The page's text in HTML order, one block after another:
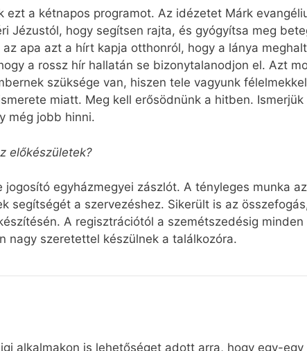
a kétnapos programot. Az idézetet Márk
Jézustól, hogy segítsen rajta, és gyógyítsa meg
apa azt a hírt kapja otthonról, hogy a lánya
a rossz hír hallatán se bizonytalanodjon el. Azt
szüksége van, hiszen tele vagyunk
miatt. Meg kell erősödnünk a hitben. Ismerjük
még jobb hinni.
előkészületek?
egyházmegyei zászlót. A tényleges munka
segítségét a szervezéshez. Sikerült is az
A regisztrációtól a szemétszedésig minden
nagy szeretettel készülnek a találkozóra.
alkalmakon is lehetőséget adott arra, hogy egy-egy